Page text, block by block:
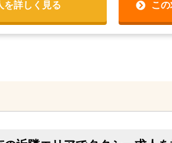
普通自動車免許を取得後1年以上の方 ☆
ー未経験者歓迎！2種免許取得費1を会
負担します！（条件有り）